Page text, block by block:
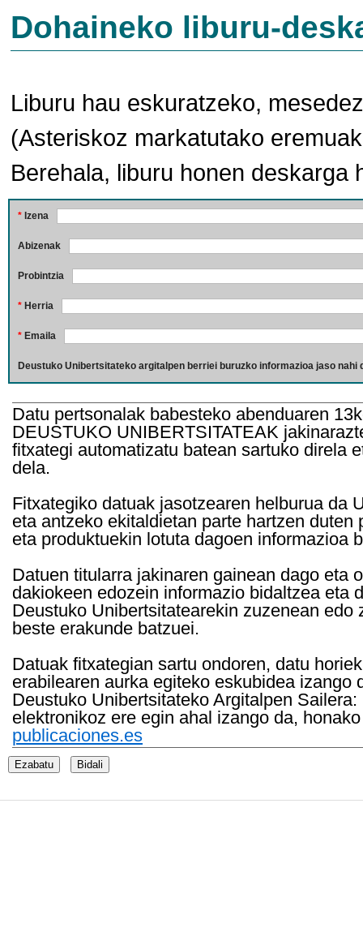
Dohaineko liburu-
Liburu hau eskuratzeko,
(Asteriskoz markatutako
Berehala, liburu honen deskarga
* Izena
Abizenak
Probintzia
* Herria
* Emaila
Deustuko Unibertsitateko argitalpen berriei buruzko informazioa jaso nahi
Datu pertsonalak babesteko abenduaren
DEUSTUKO UNIBERTSITATEAK
fitxategi automatizatu batean sartuko direla
dela.
Fitxategiko datuak jasotzearen helburua da
eta antzeko ekitaldietan parte hartzen
eta produktuekin lotuta dagoen informazioa
Datuen titularra jakinaren gainean dago eta
dakiokeen edozein informazio bidaltzea eta
Deustuko Unibertsitatearekin zuzenean
beste erakunde batzuei.
Datuak fitxategian sartu ondoren, datu
erabilearen aurka egiteko eskubidea
Deustuko Unibertsitateko Argitalpen
elektronikoz ere egin ahal izango da,
publicaciones.es
Ezabatu Bidali